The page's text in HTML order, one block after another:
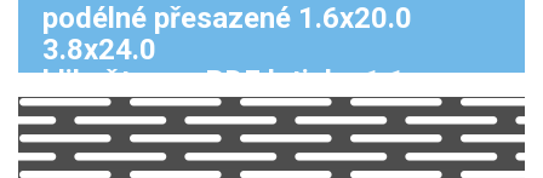
podélné přesazené 1.6x20.0
3.8x24.0
klikněte pro PDF k tisku 1:1